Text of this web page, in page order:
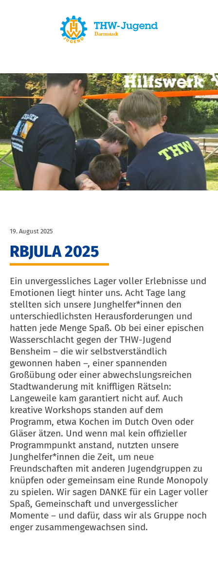
19. August 2025
RBJULA 2025
Ein unvergessliches Lager voller Erlebnisse und
Emotionen liegt hinter uns. Acht Tage lang
stellten sich unsere Junghelfer*innen den
unterschiedlichsten Herausforderungen und
hatten jede Menge Spaß. Ob bei einer epischen
Wasserschlacht gegen der THW-Jugend
Bensheim – die wir selbstverständlich
gewonnen haben –, einer spannenden
Großübung oder einer abwechslungsreichen
Stadtwanderung mit kniffligen Rätseln:
Langeweile kam garantiert nicht auf. Auch
kreative Workshops standen auf dem
Programm, etwa Kochen im Dutch Oven oder
Gläser ätzen. Und wenn mal kein offizieller
Programmpunkt anstand, nutzten unsere
Junghelfer*innen die Zeit, um neue
Freundschaften mit anderen Jugendgruppen zu
knüpfen oder gemeinsam eine Runde Monopoly
zu spielen. Wir sagen DANKE für ein Lager voller
Spaß, Gemeinschaft und unvergesslicher
Momente – und dafür, dass wir als Gruppe noch
enger zusammengewachsen sind.